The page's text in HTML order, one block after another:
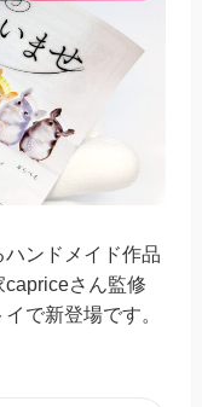
ンドメイド作品
さん監修
で新登場です。